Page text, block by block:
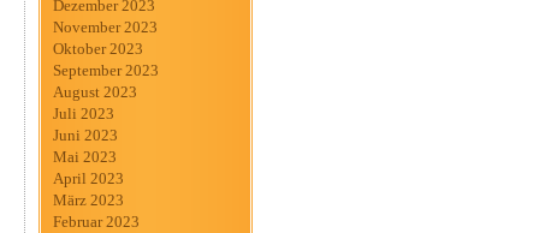
Dezember 2023
November 2023
Oktober 2023
September 2023
August 2023
Juli 2023
Juni 2023
Mai 2023
April 2023
März 2023
Februar 2023